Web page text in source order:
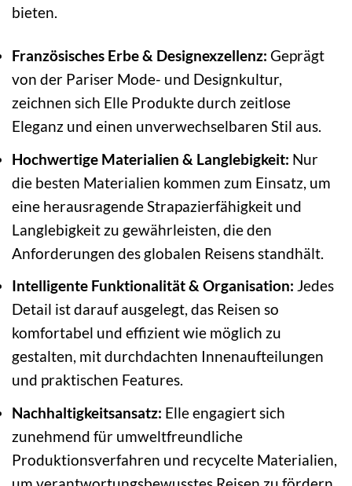
bieten.
Französisches Erbe & Designexzellenz: Geprägt
von der Pariser Mode- und Designkultur,
zeichnen sich Elle Produkte durch zeitlose
Eleganz und einen unverwechselbaren Stil aus.
Hochwertige Materialien & Langlebigkeit: Nur
die besten Materialien kommen zum Einsatz, um
eine herausragende Strapazierfähigkeit und
Langlebigkeit zu gewährleisten, die den
Anforderungen des globalen Reisens standhält.
Intelligente Funktionalität & Organisation: Jedes
Detail ist darauf ausgelegt, das Reisen so
komfortabel und effizient wie möglich zu
gestalten, mit durchdachten Innenaufteilungen
und praktischen Features.
Nachhaltigkeitsansatz: Elle engagiert sich
zunehmend für umweltfreundliche
Produktionsverfahren und recycelte Materialien,